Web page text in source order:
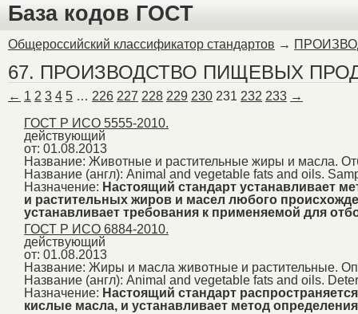
База кодов ГОСТ
Общероссийский классификатор стандартов →
67. ПРОИЗВОДСТВО ПИЩЕВЫХ
← 1 2 3 4 5 … 226 227 228 229 230 231 232 233 →
ГОСТ Р ИСО 5555-2010.
действующий
от: 01.08.2013
Название: Животные и растительные жиры и масла.
Название (англ): Animal and vegetable fats and oils.
Назначение: Настоящий стандарт устанавливает
и растительных жиров и масел любого
устанавливает требования к применяемой для
ГОСТ Р ИСО 6884-2010.
действующий
от: 01.08.2013
Название: Жиры и масла животные и растительные.
Название (англ): Animal and vegetable fats and oils.
Назначение: Настоящий стандарт
кислые масла, и устанавливает метод